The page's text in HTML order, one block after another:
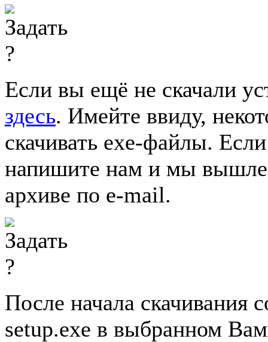
Если вы ещё не скачали
здесь. Имейте ввиду,
скачивать exe-файлы.
напишите нам и мы
архиве по e-mail.
После начала скачивания
setup.exe в выбранном